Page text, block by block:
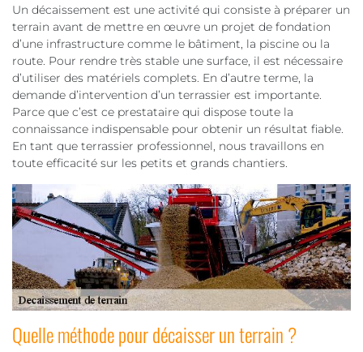
Un décaissement est une activité qui consiste à préparer un
terrain avant de mettre en œuvre un projet de fondation
d’une infrastructure comme le bâtiment, la piscine ou la
route. Pour rendre très stable une surface, il est nécessaire
d’utiliser des matériels complets. En d’autre terme, la
demande d’intervention d’un terrassier est importante.
Parce que c’est ce prestataire qui dispose toute la
connaissance indispensable pour obtenir un résultat fiable.
En tant que terrassier professionnel, nous travaillons en
toute efficacité sur les petits et grands chantiers.
Quelle méthode pour décaisser un terrain ?